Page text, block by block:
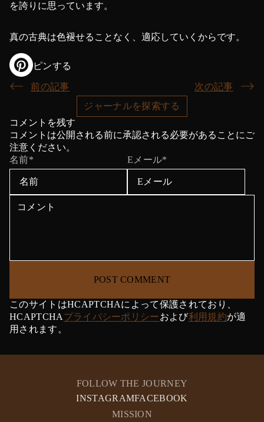
を誇りに思っています。
真の古典は色褪せることなく、適応していくからです。
ピンする
新
し
ィ
ン
ド
ウ
で
き
ま
前の記事
次の記事
ジャーナルを探索する
コメントを残す
コメントは公開される前に承認される必要があることにご
注意ください。
名前*
Eメール*
POST COMMENT
このサイトはHCAPTCHAによって保護されており、
HCAPTCHA プライバシーポリシーおよび利用規約が適
用されます。
FOLLOW THE JOURNEY
INSTAGRAMFACEBOOK
MISSION